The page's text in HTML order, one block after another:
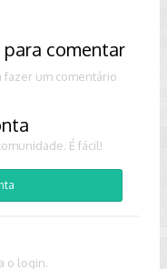
comentar
fazer um comentário
É fácil!
o login.